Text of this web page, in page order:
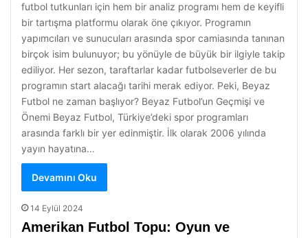
futbol tutkunları için hem bir analiz programı hem de keyifli
bir tartışma platformu olarak öne çıkıyor. Programın
yapımcıları ve sunucuları arasında spor camiasında tanınan
birçok isim bulunuyor; bu yönüyle de büyük bir ilgiyle takip
ediliyor. Her sezon, taraftarlar kadar futbolseverler de bu
programın start alacağı tarihi merak ediyor. Peki, Beyaz
Futbol ne zaman başlıyor? Beyaz Futbol’un Geçmişi ve
Önemi Beyaz Futbol, Türkiye’deki spor programları
arasında farklı bir yer edinmiştir. İlk olarak 2006 yılında
yayın hayatına…
Devamını Oku
14 Eylül 2024
Amerikan Futbol Topu: Oyun ve